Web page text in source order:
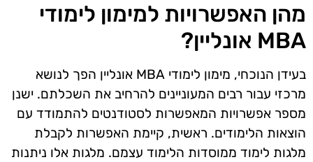
מהן האפשרויות למימון לימודי
MBA אונליין?
בעידן הנוכחי, מימון לימודי MBA אונליין הפך לנושא
מרכזי עבור רבים המעוניינים להרחיב את השכלתם. ישנן
מספר אפשרויות המאפשרות לסטודנטים להתמודד עם
הוצאות הלימודים. ראשית, קיימת האפשרות לקבלת
מלגות לימוד ממוסדות הלימוד עצמם. מלגות אלו ניתנות